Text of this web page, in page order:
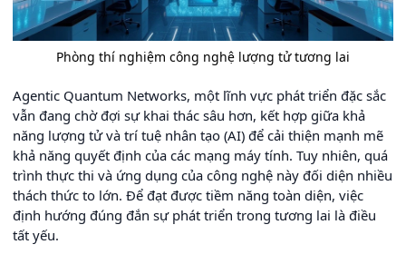
Phòng thí nghiệm công nghệ lượng tử tương lai
Agentic Quantum Networks, một lĩnh vực phát triển đặc sắc
vẫn đang chờ đợi sự khai thác sâu hơn, kết hợp giữa khả
năng lượng tử và trí tuệ nhân tạo (AI) để cải thiện mạnh mẽ
khả năng quyết định của các mạng máy tính. Tuy nhiên, quá
trình thực thi và ứng dụng của công nghệ này đối diện nhiều
thách thức to lớn. Để đạt được tiềm năng toàn diện, việc
định hướng đúng đắn sự phát triển trong tương lai là điều
tất yếu.